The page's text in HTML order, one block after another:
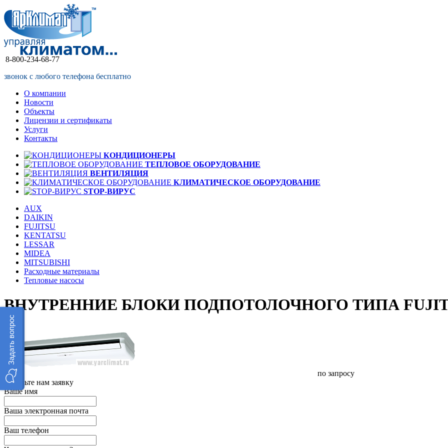
8-800-234-68-77
звонок с любого телефона бесплатно
О компании
Новости
Объекты
Лицензии и сертификаты
Услуги
Контакты
КОНДИЦИОНЕРЫ
ТЕПЛОВОЕ ОБОРУДОВАНИЕ
ВЕНТИЛЯЦИЯ
КЛИМАТИЧЕСКОЕ ОБОРУДОВАНИЕ
STOP-ВИРУС
AUX
DAIKIN
FUJITSU
KENTATSU
LESSAR
MIDEA
MITSUBISHI
Расходные материалы
Тепловые насосы
ВНУТРЕННИЕ БЛОКИ ПОДПОТОЛОЧНОГО ТИПА
по запросу
Оставьте нам заявку
Ваше имя
Ваша электронная почта
Ваш телефон
Задать вопрос